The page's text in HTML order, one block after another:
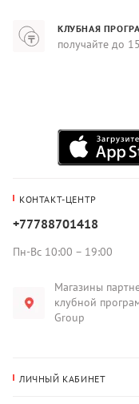
КЛУБНАЯ
получайте до
КОНТАКТ-ЦЕНТР
+77788701418
Пн-Вс 10:00 – 19:00
Магазины
клубной
Group
ЛИЧНЫЙ КАБИНЕТ